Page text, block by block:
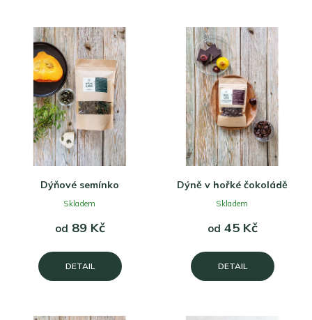
Dýňové semínko
od 89 Kč
DETAIL
Skladem
Dýně v hořké čokoládě
od 45 Kč
DETAIL
Skladem